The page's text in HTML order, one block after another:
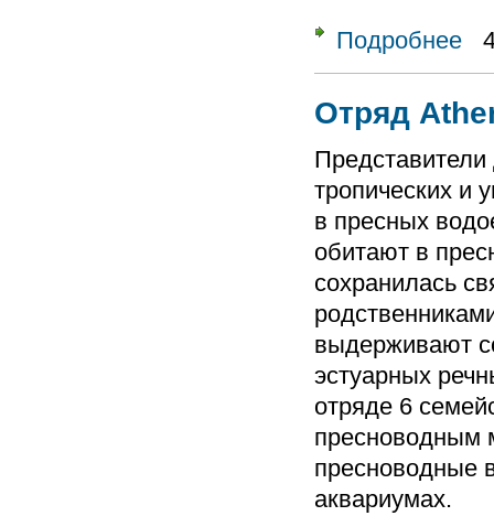
Подробнеео
Отряд
Представители
тропических и
в пресных
обитают в
сохранилась
выдерживают
эстуарных
отряде 6
пресноводным
пресноводные
аквариумах.